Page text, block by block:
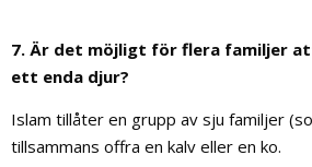
7. Är det möjligt för flera familjer
ett enda djur?
Islam tillåter en grupp av sju familjer
tillsammans offra en kalv eller en ko.